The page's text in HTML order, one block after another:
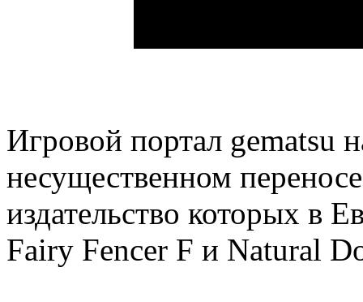
Игровой портал gematsu
несущественном
издательство которых в
Fairy Fencer F и Natural